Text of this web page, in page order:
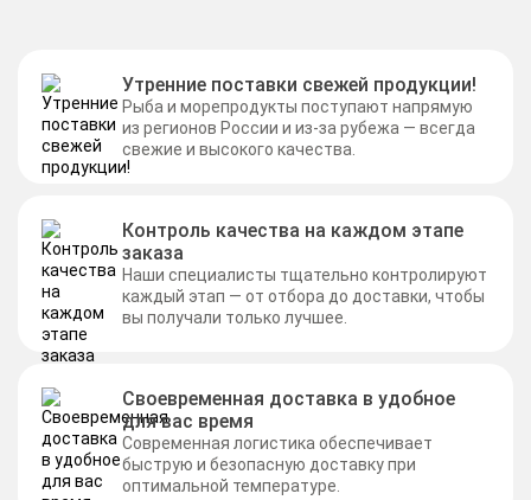
Утренние поставки свежей продукции!
Рыба и морепродукты поступают напрямую
из регионов России и из-за рубежа — всегда
свежие и высокого качества.
Контроль качества на каждом этапе
заказа
Наши специалисты тщательно контролируют
каждый этап — от отбора до доставки, чтобы
вы получали только лучшее.
Своевременная доставка в удобное
для вас время
Современная логистика обеспечивает
быструю и безопасную доставку при
оптимальной температуре.